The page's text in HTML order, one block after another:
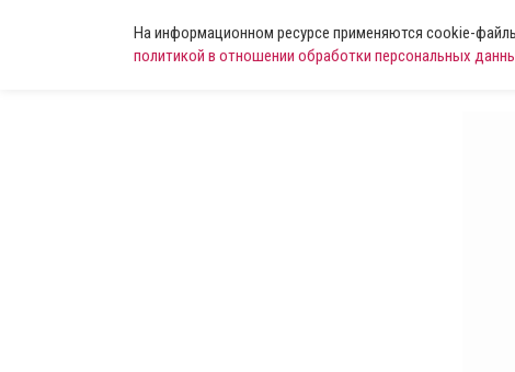
На информационном ресурсе применяются cookie-
политикой в отношении обработки персональных